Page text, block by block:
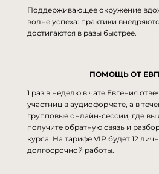
Поддерживающее окружение
волне успеха: практики
достигаются в разы быстрее.
ПОМОЩЬ ОТ
1 раз в неделю в чате Евгения
участниц в аудиоформате, а в
групповые онлайн-сессии, где вы
получите обратную связь и
курса. На тарифе VIP будет 12
долгосрочной работы.